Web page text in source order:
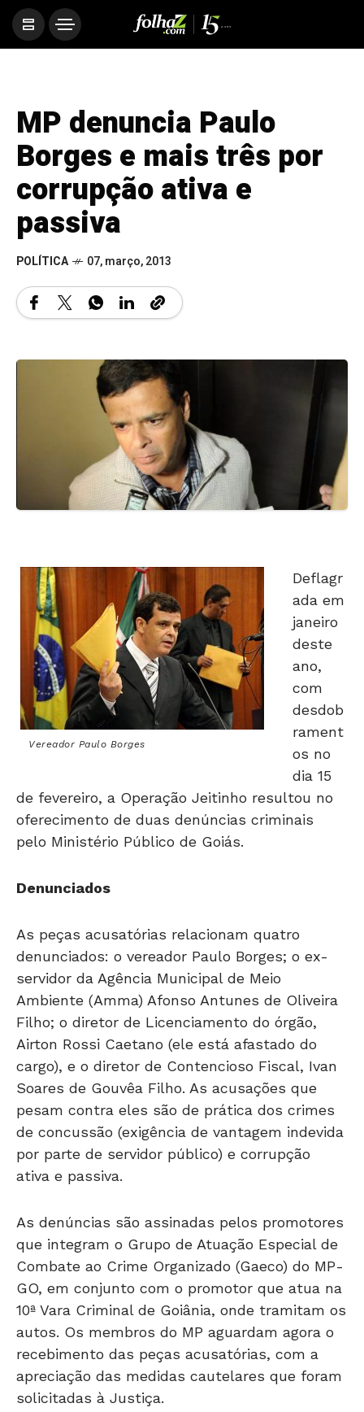
MP denuncia Paulo
Borges e mais três por
corrupção ativa e
passiva
POLÍTICA 07, março, 2013
Vereador Paulo Borges
Deflagr
ada em
janeiro
deste
ano,
com
desdob
rament
os no
dia 15
de fevereiro, a Operação Jeitinho resultou no
oferecimento de duas denúncias criminais
pelo Ministério Público de Goiás.
Denunciados
As peças acusatórias relacionam quatro
denunciados: o vereador Paulo Borges; o ex-
servidor da Agência Municipal de Meio
Ambiente (Amma) Afonso Antunes de Oliveira
Filho; o diretor de Licenciamento do órgão,
Airton Rossi Caetano (ele está afastado do
cargo), e o diretor de Contencioso Fiscal, Ivan
Soares de Gouvêa Filho. As acusações que
pesam contra eles são de prática dos crimes
de concussão (exigência de vantagem indevida
por parte de servidor público) e corrupção
ativa e passiva.
As denúncias são assinadas pelos promotores
que integram o Grupo de Atuação Especial de
Combate ao Crime Organizado (Gaeco) do MP-
GO, em conjunto com o promotor que atua na
10ª Vara Criminal de Goiânia, onde tramitam os
autos. Os membros do MP aguardam agora o
recebimento das peças acusatórias, com a
apreciação das medidas cautelares que foram
solicitadas à Justiça.